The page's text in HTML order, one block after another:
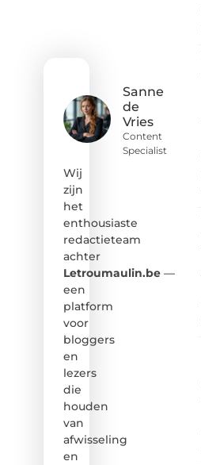
Sanne
de
Vries
Content
Specialist
Wij
zijn
het
enthousiaste
redactieteam
achter
Letroumaulin.be—
een
platform
voor
bloggers
en
lezers
die
houden
van
afwisseling
en